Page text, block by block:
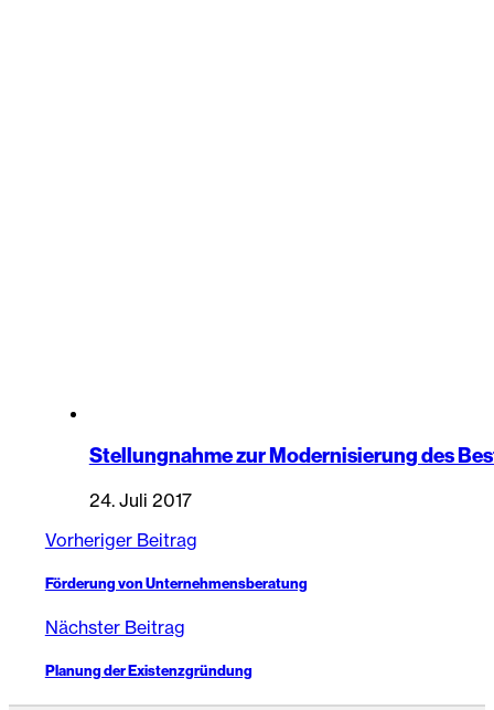
Stellungnahme zur Modernisierung des
24. Juli 2017
Vorheriger Beitrag
Förderung von Unternehmensberatung
Nächster Beitrag
Planung der Existenzgründung